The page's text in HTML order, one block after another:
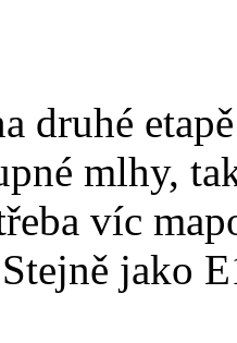
druhé
mlhy,
víc
jako